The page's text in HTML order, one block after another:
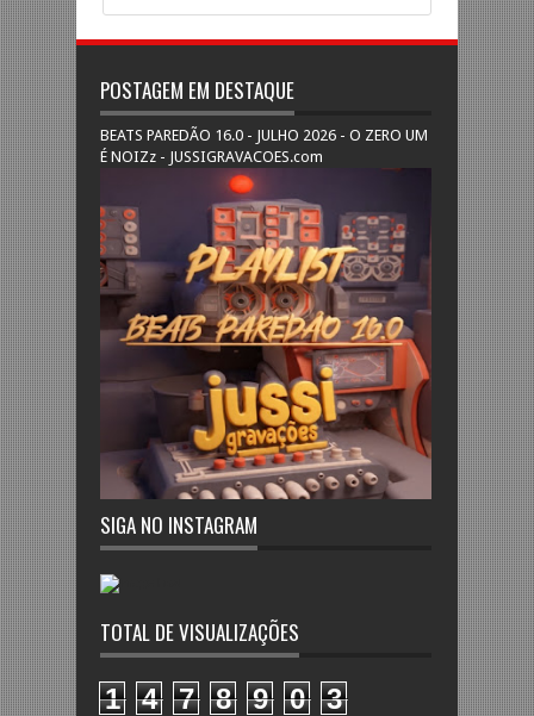
POSTAGEM EM DESTAQUE
BEATS PAREDÃO 16.0 - JULHO 2026 - O ZERO UM
É NOIZz - JUSSIGRAVACOES.com
SIGA NO INSTAGRAM
TOTAL DE VISUALIZAÇÕES
1 4 7 8 9 0 3